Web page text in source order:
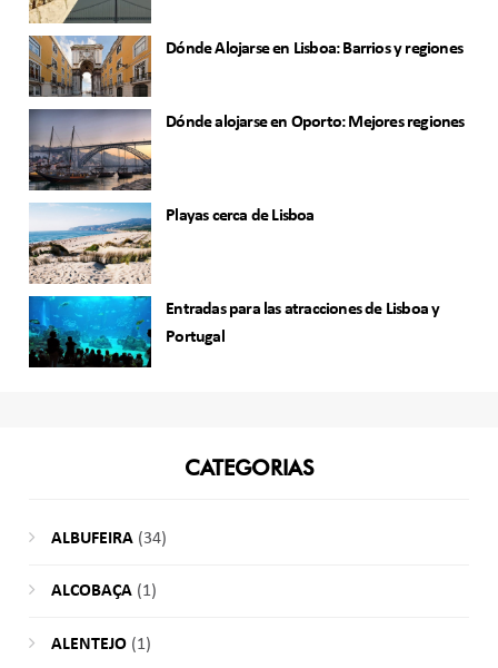
Dónde Alojarse en Lisboa: Barrios y regiones
Dónde alojarse en Oporto: Mejores regiones
Playas cerca de Lisboa
Entradas para las atracciones de Lisboa y
Portugal
CATEGORIAS
ALBUFEIRA(34)
ALCOBAÇA(1)
ALENTEJO(1)